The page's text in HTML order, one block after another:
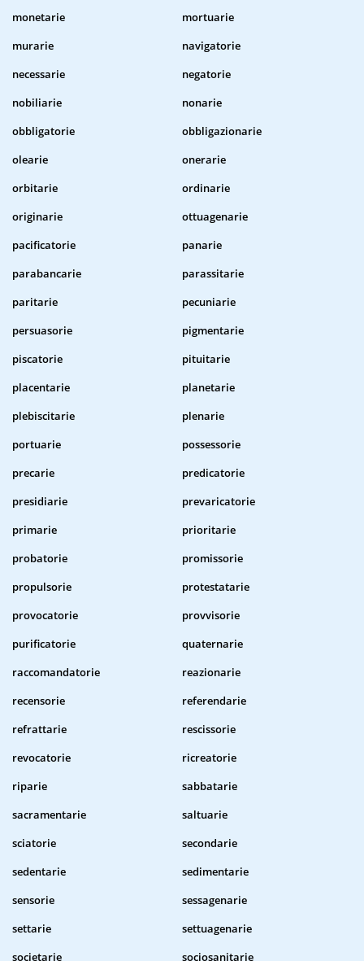
monetarie
mortuarie
murarie
navigatorie
necessarie
negatorie
nobiliarie
nonarie
obbligatorie
obbligazionarie
olearie
onerarie
orbitarie
ordinarie
originarie
ottuagenarie
pacificatorie
panarie
parabancarie
parassitarie
paritarie
pecuniarie
persuasorie
pigmentarie
piscatorie
pituitarie
placentarie
planetarie
plebiscitarie
plenarie
portuarie
possessorie
precarie
predicatorie
presidiarie
prevaricatorie
primarie
prioritarie
probatorie
promissorie
propulsorie
protestatarie
provocatorie
provvisorie
purificatorie
quaternarie
raccomandatorie
reazionarie
recensorie
referendarie
refrattarie
rescissorie
revocatorie
ricreatorie
riparie
sabbatarie
sacramentarie
saltuarie
sciatorie
secondarie
sedentarie
sedimentarie
sensorie
sessagenarie
settarie
settuagenarie
societarie
sociosanitarie